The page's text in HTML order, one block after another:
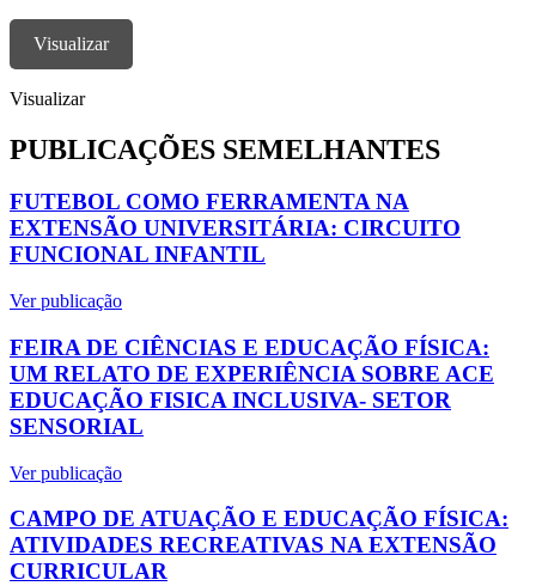
Visualizar
Visualizar
PUBLICAÇÕES SEMELHANTES
FUTEBOL COMO FERRAMENTA NA
EXTENSÃO UNIVERSITÁRIA: CIRCUITO
FUNCIONAL INFANTIL
Ver publicação
FEIRA DE CIÊNCIAS E EDUCAÇÃO FÍSICA:
UM RELATO DE EXPERIÊNCIA SOBRE ACE
EDUCAÇÃO FISICA INCLUSIVA- SETOR
SENSORIAL
Ver publicação
CAMPO DE ATUAÇÃO E EDUCAÇÃO FÍSICA:
ATIVIDADES RECREATIVAS NA EXTENSÃO
CURRICULAR